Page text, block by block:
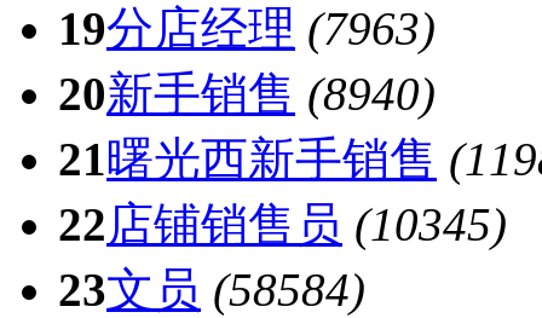
19分店经理 (7963)
20新手销售 (8940)
21曙光西新手销售
22店铺销售员 (10345)
23文员 (58584)